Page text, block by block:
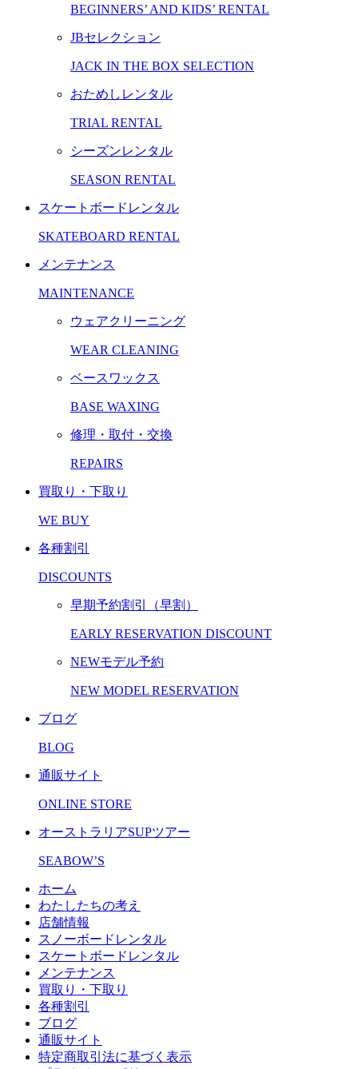
BEGINNERS’ AND KIDS’ RENTAL
JBセレクション
JACK IN THE BOX SELECTION
おためしレンタル
TRIAL RENTAL
シーズンレンタル
SEASON RENTAL
スケートボードレンタル
SKATEBOARD RENTAL
メンテナンス
MAINTENANCE
ウェアクリーニング
WEAR CLEANING
ベースワックス
BASE WAXING
修理・取付・交換
REPAIRS
買取り・下取り
WE BUY
各種割引
DISCOUNTS
早期予約割引（早割）
EARLY RESERVATION DISCOUNT
NEWモデル予約
NEW MODEL RESERVATION
ブログ
BLOG
通販サイト
ONLINE STORE
オーストラリアSUPツアー
SEABOW’S
ホーム
わたしたちの考え
店舗情報
スノーボードレンタル
スケートボードレンタル
メンテナンス
買取り・下取り
各種割引
ブログ
通販サイト
特定商取引法に基づく表示